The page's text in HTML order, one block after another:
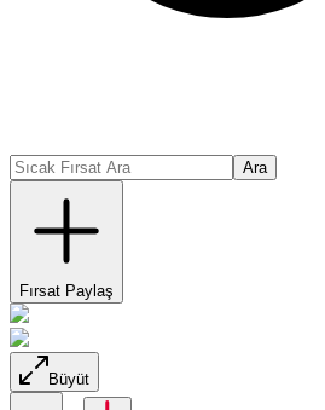
Ara
Fırsat Paylaş
Büyüt